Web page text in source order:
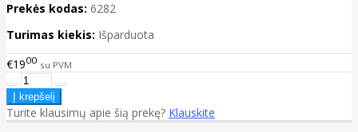
Prekės kodas: 6282
Turimas kiekis: Išparduota
€1900 su PVM
Turite klausimų apie šią prekę? Klauskite